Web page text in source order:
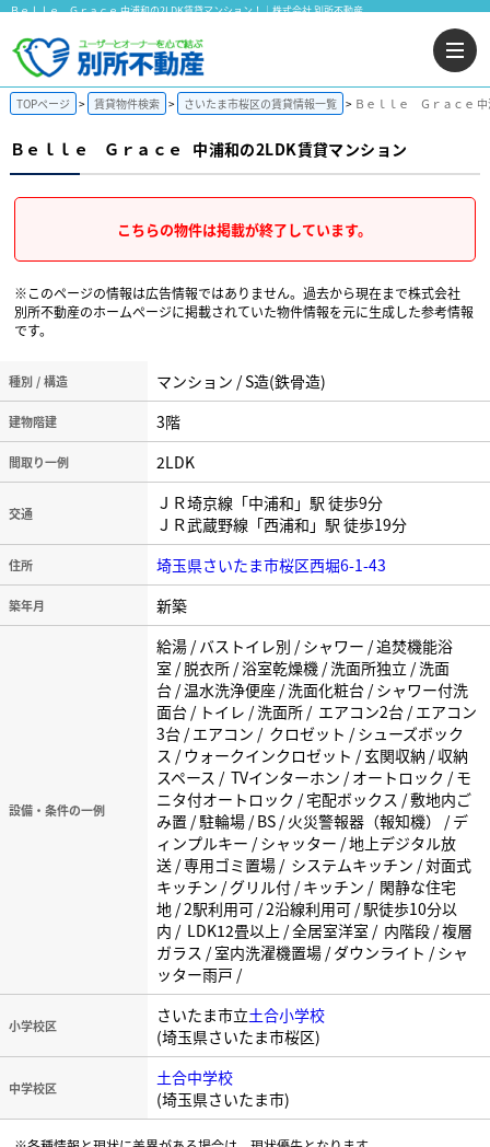
Ｂｅｌｌｅ Ｇｒａｃｅ 中浦和の2LDK賃貸マンション！｜株式会社 別所不動産
TOPページ 賃貸物件検索 さいたま市桜区の賃貸情報一覧 Ｂｅｌｌｅ Ｇｒａｃｅ
Ｂｅｌｌｅ Ｇｒａｃｅ 中浦和の2LDK賃貸マンション
こちらの物件は掲載が終了しています。
※このページの情報は広告情報ではありません。過去から現在まで株式会社
別所不動産のホームぺージに掲載されていた物件情報を元に生成した参考情報
です。
種別 / 構造 マンション / S造(鉄骨造)
建物階建 3階
間取り一例 2LDK
交通
ＪＲ埼京線「中浦和」駅 徒歩9分
ＪＲ武蔵野線「西浦和」駅 徒歩19分
住所 埼玉県さいたま市桜区西堀6-1-43
築年月 新築
設備・条件の一例
給湯 / バストイレ別 / シャワー / 追焚機能浴
室 / 脱衣所 / 浴室乾燥機 / 洗面所独立 / 洗面
台 / 温水洗浄便座 / 洗面化粧台 / シャワー付洗
面台 / トイレ / 洗面所 / エアコン2台 / エアコン
3台 / エアコン / クロゼット / シューズボック
ス / ウォークインクロゼット / 玄関収納 / 収納
スペース / TVインターホン / オートロック / モ
ニタ付オートロック / 宅配ボックス / 敷地内ご
み置 / 駐輪場 / BS / 火災警報器（報知機） / デ
ィンプルキー / シャッター / 地上デジタル放
送 / 専用ゴミ置場 / システムキッチン / 対面式
キッチン / グリル付 / キッチン / 閑静な住宅
地 / 2駅利用可 / 2沿線利用可 / 駅徒歩10分以
内 / LDK12畳以上 / 全居室洋室 / 内階段 / 複層
ガラス / 室内洗濯機置場 / ダウンライト / シャ
ッター雨戸 /
小学校区 さいたま市立土合小学校
(埼玉県さいたま市桜区)
中学校区
土合中学校
(埼玉県さいたま市)